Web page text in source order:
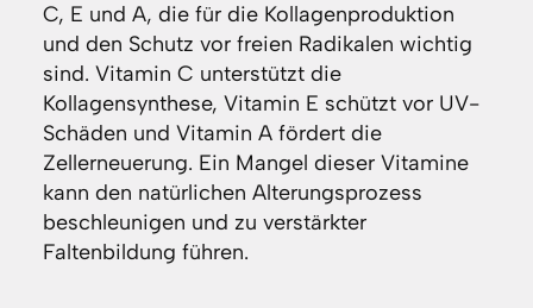
C, E und A, die für die Kollagenproduktion
und den Schutz vor freien Radikalen wichtig
sind. Vitamin C unterstützt die
Kollagensynthese, Vitamin E schützt vor UV-
Schäden und Vitamin A fördert die
Zellerneuerung. Ein Mangel dieser Vitamine
kann den natürlichen Alterungsprozess
beschleunigen und zu verstärkter
Faltenbildung führen.